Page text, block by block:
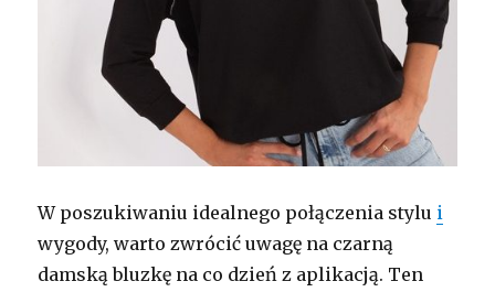
W poszukiwaniu idealnego połączenia stylu i
wygody, warto zwrócić uwagę na czarną
damską bluzkę na co dzień z aplikacją. Ten